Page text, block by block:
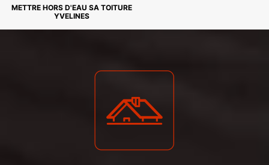
METTRE HORS D'EAU SA TOITURE
YVELINES